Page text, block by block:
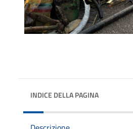
INDICE DELLA PAGINA